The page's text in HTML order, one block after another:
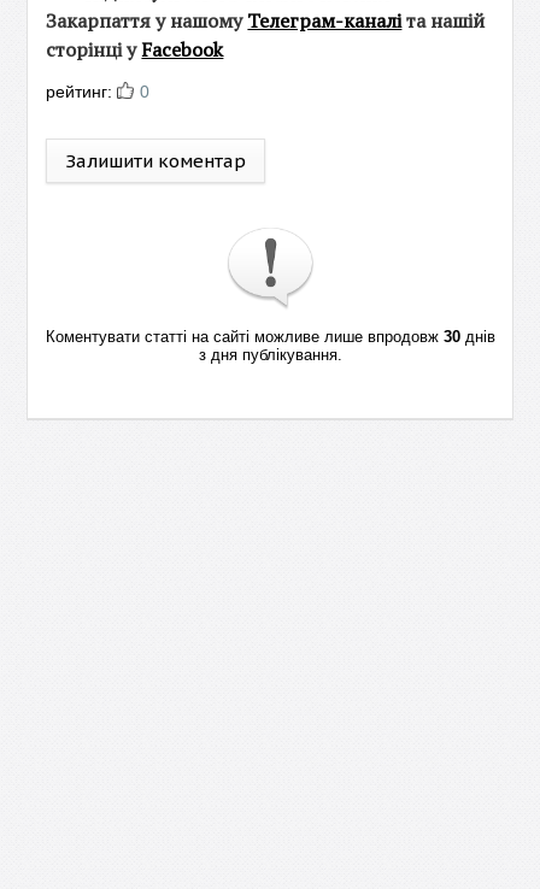
Закарпаття у нашомуТелеграм-каналіта нашій
сторінці уFacebook
рейтинг: 0
Залишити коментар
Коментувати статті на сайті можливе лише впродовж 30днів
з дня публікування.